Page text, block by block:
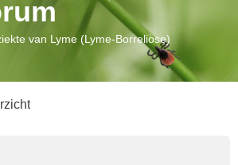
van Lyme (Lyme-Borreliose)